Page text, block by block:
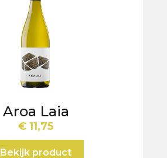
Aroa Laia
€ 11,75
Bekijk product